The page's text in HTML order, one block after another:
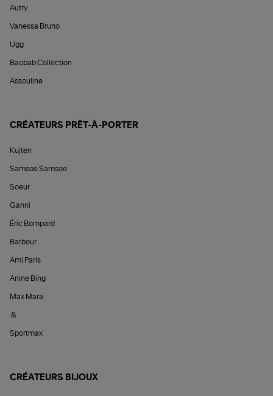
Autry
Vanessa Bruno
Ugg
Baobab Collection
Assouline
CRÉATEURS PRÊT-À-PORTER
Kujten
Samsoe Samsoe
Soeur
Ganni
Éric Bompard
Barbour
Ami Paris
Anine Bing
Max Mara
&
Sportmax
CRÉATEURS BIJOUX